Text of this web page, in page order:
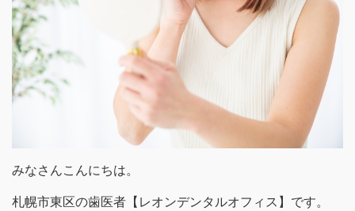
みなさんこんにちは。
札幌市東区の歯医者【レオンデンタルオフィス】です。